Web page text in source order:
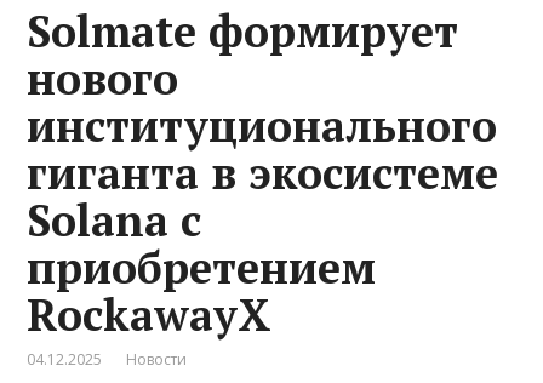
Solmate формирует
нового
институционального
гиганта в экосистеме
Solana с
приобретением
RockawayX
04.12.2025 Новости